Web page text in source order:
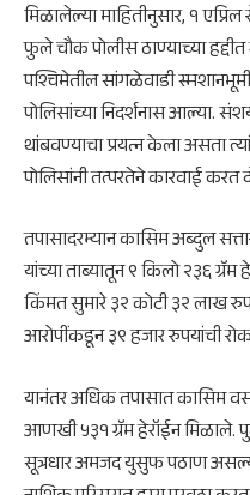
मिळालेल्या माहितीनुसार, १
फुले चौक पोलीस ठाण्याच्या
पश्चिमेतील सांगळेवाडी
पोलिसांच्या निदर्शनास आल्या.
थांबवण्याचा प्रयत्न केला असता
पोलिसांनी तत्परतेने कारवाई करत
तपासादरम्यान कासिम अब्दुल
यांच्या ताब्यातून ९ किलो २३६
किंमत सुमारे ३२ कोटी ३२ लाख
आरोपींकडून ३९ हजार रुपयांची
यानंतर अधिक तपासात कासिम
आणखी ५३१ ग्रॅम हेरॉईन मिळाले.
सूत्रधार अमजद युसुफ पठाण